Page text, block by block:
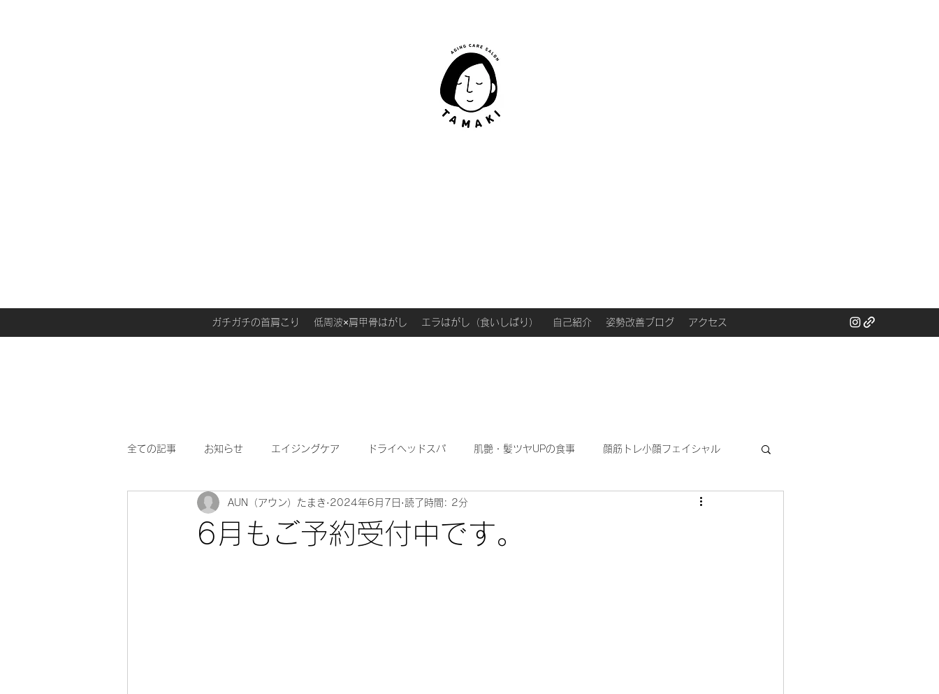
ガチガチの首肩こり 低周波×肩甲骨はがし エラはがし（食いしばり） 自己紹介 姿勢改善ブログ アクセス
全ての記事 お知らせ エイジングケア ドライヘッドスパ 肌艶・髪ツヤUPの食事 顔筋トレ小顔フェイシャル
最近、興味があること わたしが勉強になった本
6月もご予約受付中です。
AUN（アウン）たまき 2024年6月7日 読了時間: 2分